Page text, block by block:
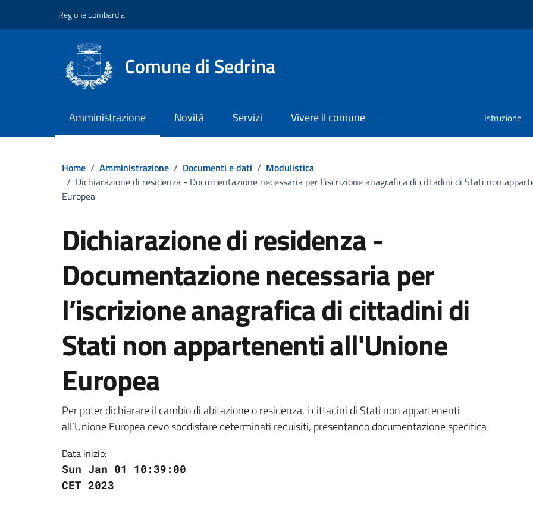
Regione Lombardia
Comune di Sedrina
Amministrazione Novità Servizi Vivere il comune Istruzione
Dettagli del documento
Home / Amministrazione / Documenti e dati / Modulistica
/ Dichiarazione di residenza - Documentazione necessaria per l’iscrizione anagrafica di cittadini di Stati non
Europea
Dichiarazione di residenza -
Documentazione necessaria per
l’iscrizione anagrafica di cittadini di
Stati non appartenenti all'Unione
Europea
Per poter dichiarare il cambio di abitazione o residenza, i cittadini di Stati non appartenenti
all’Unione Europea devo soddisfare determinati requisiti, presentando documentazione specifica
Data inizio:
Sun Jan 01 10:39:00
CET 2023